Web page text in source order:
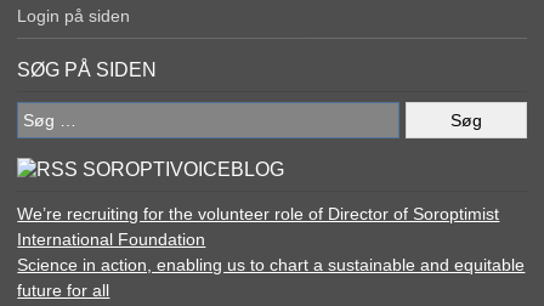
Login på siden
SØG PÅ SIDEN
Søg
efter:
SOROPTIVOICEBLOG
We’re recruiting for the volunteer role of Director of Soroptimist
International Foundation
Science in action, enabling us to chart a sustainable and equitable
future for all